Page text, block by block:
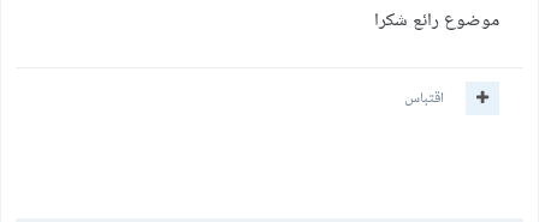
موضوع رائع شكرا
اقتباس